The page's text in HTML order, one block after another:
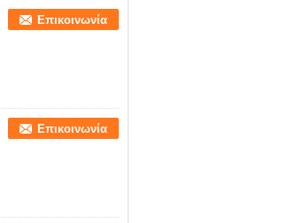
Επικοινωνία
Επικοινωνία